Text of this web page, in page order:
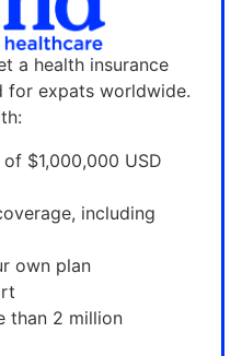
a health insurance
for expats worldwide.
$1,000,000 USD
including
own plan
than 2 million